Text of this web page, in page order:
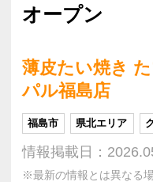
オープン
薄皮たい焼き
パル福島店
福島市 県北エリア
情報掲載日：
※最新の情報とは異なる